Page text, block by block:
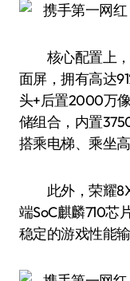
核心配置上，
面屏，拥有高达
头+后置2000万
储组合，内置
搭乘电梯、乘坐
此外，荣耀8X
端SoC麒麟710芯
稳定的游戏性能输